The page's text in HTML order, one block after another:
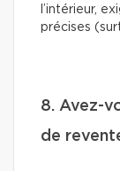
l’intérieur,
précises
8. Avez-
de